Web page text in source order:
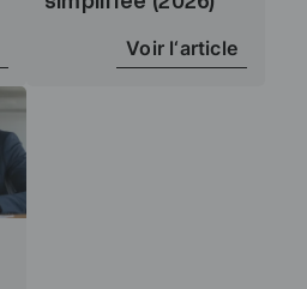
Voir l‘article